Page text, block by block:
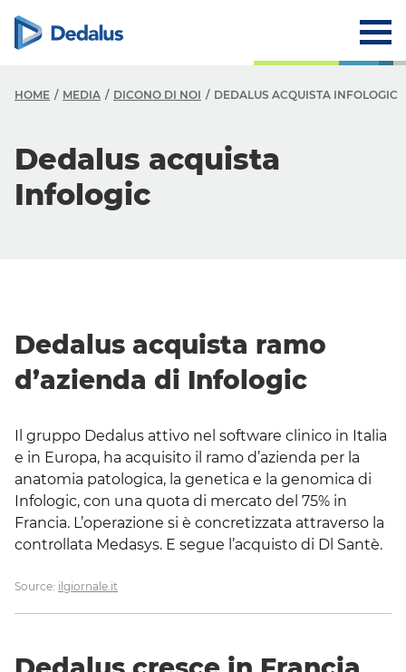
HOME MEDIA DICONO DI NOI DEDALUS ACQUISTA INFOLOGIC
Dedalus acquista
Infologic
Dedalus acquista ramo
d’azienda di Infologic
Il gruppo Dedalus attivo nel software clinico in Italia
e in Europa, ha acquisito il ramo d’azienda per la
anatomia patologica, la genetica e la genomica di
Infologic, con una quota di mercato del 75% in
Francia. L’operazione si è concretizzata attraverso la
controllata Medasys. E segue l’acquisto di Dl Santè.
Source: ilgiornale.it